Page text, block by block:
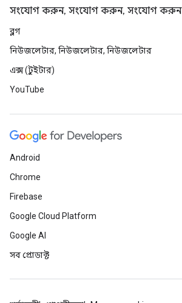
সংযোগ করুন, সংযোগ করুন, সংযোগ করুন
ব্লগ
নিউজলেটার, নিউজলেটার, নিউজলেটার
এক্স (টুইটার)
YouTube
Android
Chrome
Firebase
Google Cloud Platform
Google AI
সব প্রোডাক্ট